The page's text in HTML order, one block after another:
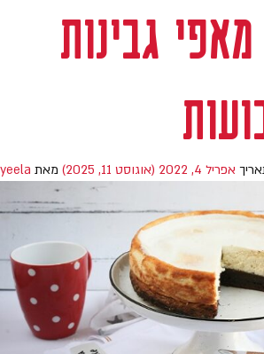
גבינות
אפריל 4, 2022 (אוגוסט 11, 2025) מאת yeela